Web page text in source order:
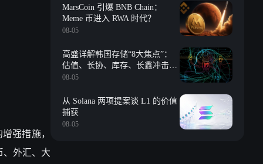
强措施，
外汇、大
MarsCoin 引爆 BNB Chain：
Meme 币进入 RWA 时代？
08-05
高盛详解韩国存储“8大焦点”：
估值、长协、库存、长鑫冲击、
回购等
08-05
从 Solana 两项提案谈 L1 的价值
捕获
08-05